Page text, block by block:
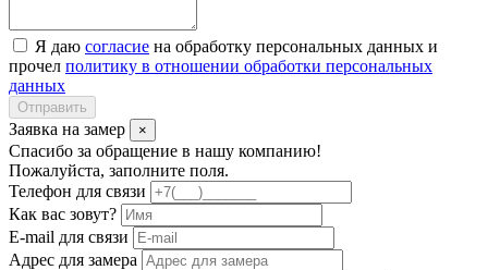
Я даю согласие на обработку персональных данных и
прочел политику в отношении обработки персональных
данных
Отправить
Заявка на замер ×
Спасибо за обращение в нашу компанию!
Пожалуйста, заполните поля.
Телефон для связи
Как вас зовут?
E-mail для связи
Адрес для замера